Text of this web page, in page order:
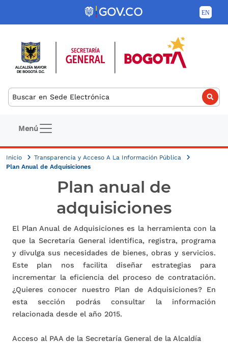
Pasar al contenido principal
Buscar
Navegación principal
Menú
Inicio
Transparencia y Acceso A La Información Pública
Plan Anual de Adquisiciones
Plan anual de
adquisiciones
El Plan Anual de Adquisiciones es la herramienta con la
que la Secretaría General identifica, registra, programa
y divulga sus necesidades de bienes, obras y servicios.
Este plan nos facilita diseñar estrategias para
incrementar la eficiencia del proceso de contratación.
¿Quieres conocer nuestro Plan de Adquisiciones? En
esta sección podrás consultar la información
relacionada desde el año 2015.
Acceso al PAA de la Secretaría General de la Alcaldía